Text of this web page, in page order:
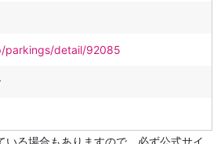
parkings/detail/92085
いる場合もありますので、必ず公式サイ